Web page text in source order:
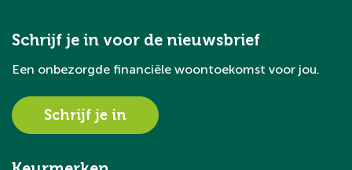
Schrijf je in voor de nieuwsbrief
Een onbezorgde financiële woontoekomst voor jou.
Schrijf je in